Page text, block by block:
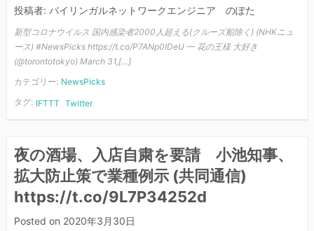
投稿者: バイリンガルネットワークエンジニア のぽた
新型コロナウイルス 国内感染者2000人超える(クルーズ船除く) (NHKニュ
ース) #NewsPicks https://t.co/P7ANp0IDeU — 花の王様 大好き
(@torontotokyo) March 31,[…]
カテゴリー: NewsPicks
タグ: IFTTT Twitter
夜の酒場、入店自粛を要請 小池知事、
拡大防止策で業種例示 (共同通信)
https://t.co/9L7P34252d
Posted on 2020年3月30日